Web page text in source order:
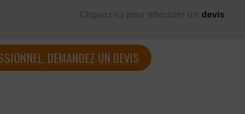
Cliquez ici pour effectuer un devis
DEMANDEZ UN DEVIS